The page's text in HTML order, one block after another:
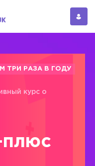
ТРИ РАЗА В ГОДУ
курс о